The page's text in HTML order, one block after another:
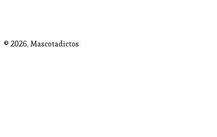
© 2026, Mascotadictos